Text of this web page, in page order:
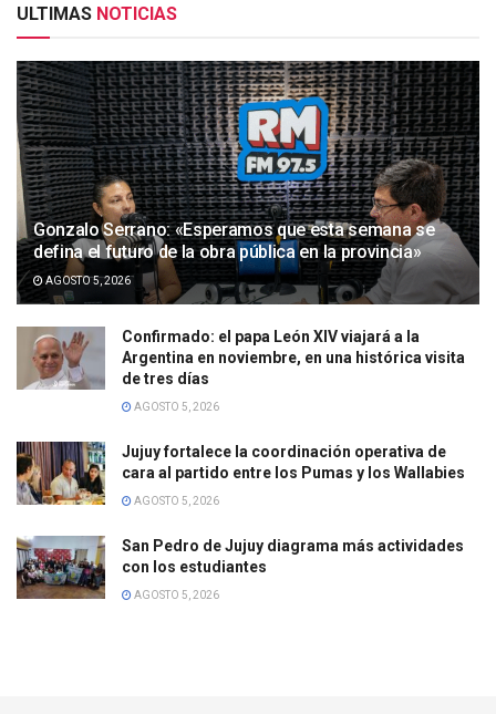
ULTIMAS NOTICIAS
Gonzalo Serrano: «Esperamos que esta semana se
defina el futuro de la obra pública en la provincia»
AGOSTO 5, 2026
Confirmado: el papa León XIV viajará a la
Argentina en noviembre, en una histórica visita
de tres días
AGOSTO 5, 2026
Jujuy fortalece la coordinación operativa de
cara al partido entre los Pumas y los Wallabies
AGOSTO 5, 2026
San Pedro de Jujuy diagrama más actividades
con los estudiantes
AGOSTO 5, 2026